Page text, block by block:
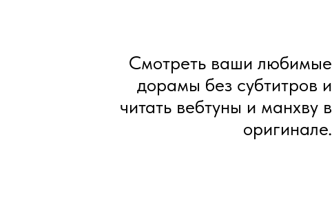
Смотреть ваши любимые
дорамы без субтитров и
читать вебтуны и манхву в
оригинале.